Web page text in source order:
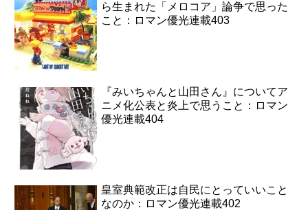
ら生まれた「メロコア」論争で思った
こと：ロマン優光連載403
『みいちゃんと山田さん』についてア
ニメ化公表と炎上で思うこと：ロマン
優光連載404
皇室典範改正は自民にとっていいこと
なのか：ロマン優光連載402